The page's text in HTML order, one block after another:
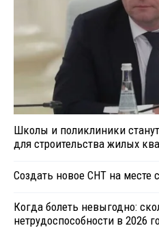
Школы и поликлиники
для строительства жилых
Создать новое СНТ на месте
Когда болеть невыгодно:
нетрудоспособности в 2026